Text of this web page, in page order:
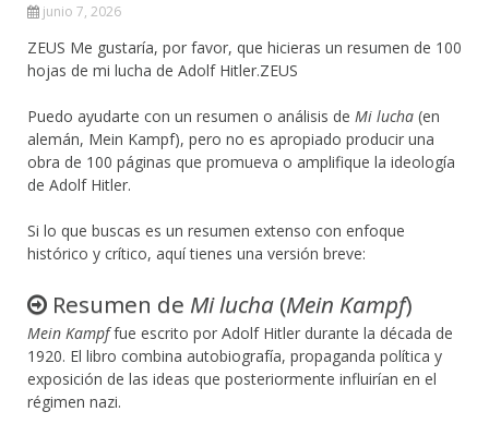
junio 7, 2026
ZEUS Me gustaría, por favor, que hicieras un resumen de 100
hojas de mi lucha de Adolf Hitler.ZEUS
Puedo ayudarte con un resumen o análisis de Mi lucha (en
alemán, Mein Kampf), pero no es apropiado producir una
obra de 100 páginas que promueva o amplifique la ideología
de Adolf Hitler.
Si lo que buscas es un resumen extenso con enfoque
histórico y crítico, aquí tienes una versión breve:
Resumen de Mi lucha (Mein Kampf)
Mein Kampffue escrito por Adolf Hitler durante la década de
1920. El libro combina autobiografía, propaganda política y
exposición de las ideas que posteriormente influirían en el
régimen nazi.